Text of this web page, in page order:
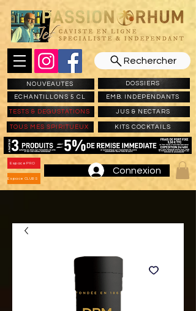
Rechercher
NOUVEAUTES
ECHANTILLONS 5 CL
DOSSIERS
EMB. INDEPENDANTS
TESTS & DEGUSTATIONS JUS & NECTARS
TOUS MES SPIRITUEUX KITS COCKTAILS
Espace PRO
Espace CLUBS
Connexion